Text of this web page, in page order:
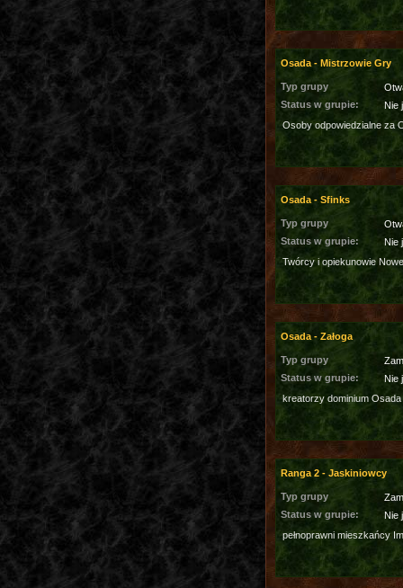
Osada - Mistrzowie Gry
Typ grupy
Status w grupie:
Nie
Osoby odpowiedzialne za
Osada - Sfinks
Typ grupy
Status w grupie:
Nie
Twórcy i opiekunowie
Osada - Załoga
Typ grupy
Status w grupie:
Nie
kreatorzy dominium Osada
Ranga 2 - Jaskiniowcy
Typ grupy
Status w grupie:
Nie
pełnoprawni mieszkańcy